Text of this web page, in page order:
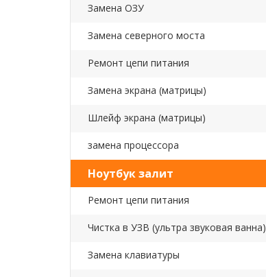
Замена ОЗУ
Замена северного моста
Ремонт цепи питания
Замена экрана (матрицы)
Шлейф экрана (матрицы)
замена процессора
Ноутбук залит
Ремонт цепи питания
Чистка в УЗВ (ультра звуковая ванна)
Замена клавиатуры